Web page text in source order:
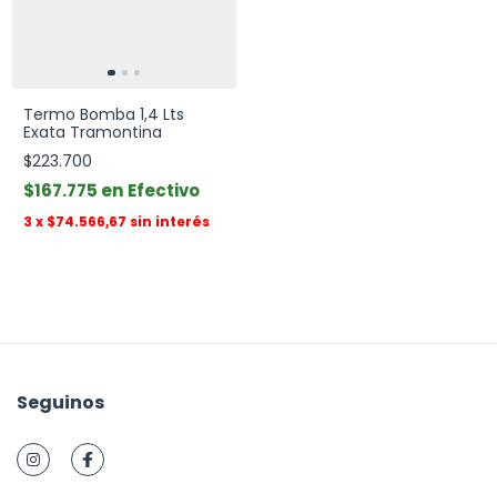
Termo Bomba 1,4 Lts
Exata Tramontina
$223.700
$167.775 Efectivo
3 x $74.566,67 sin interés
Seguinos